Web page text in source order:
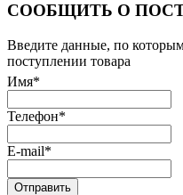
СООБЩИТЬ О
Введите данные, по
поступлении товара
Имя*
Телефон*
E-mail*
Отправить